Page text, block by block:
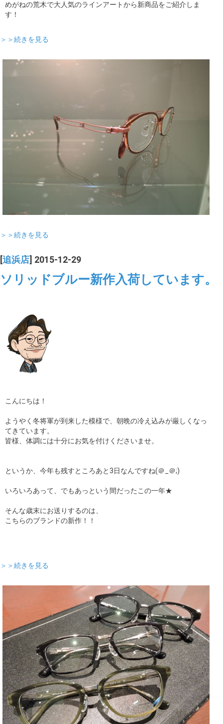
めがねの荒木で大人気のラインアートから新商品をご紹介しま
す！
＞＞続きを見る
＞＞続きを見る
追浜店 ] 2015-12-29
ソリッドブルー新作入荷しています。
こんにちは！
ようやく冬将軍が到来した模様で、朝晩の冷え込みが厳しくなっ
てきています。
皆様、体調には十分にお気を付けくださいませ。
というか、今年も残すところあと3日なんですね(＠_＠;)
いろいろあって、でもあっという間だったこの一年★
そんな歳末にお送りするのは、
こちらのブランドの新作！！
＞＞続きを見る